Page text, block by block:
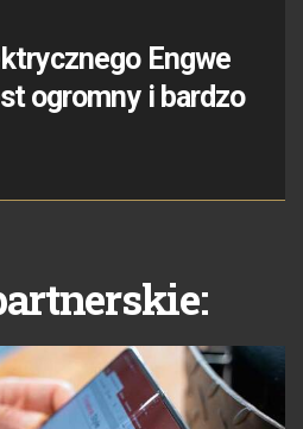
Engwe
ogromny i bardzo